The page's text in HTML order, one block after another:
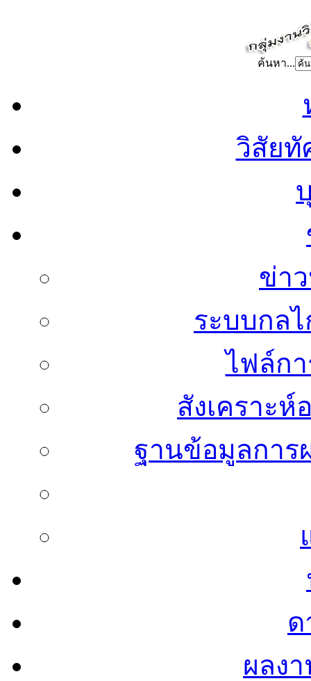
ค้นหา...
วิสัยทั
ข่า
ระบบกล
ไฟล์ก
สังเคราะ
ฐานข้อมูลการ
ด
ผลง